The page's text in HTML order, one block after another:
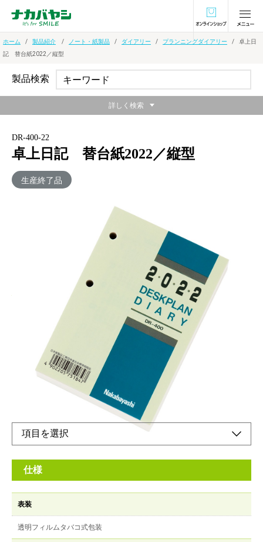
オンラインショ
ホーム 製品紹介 ノート・紙製品 ダイアリー プランニングダイアリー
卓上日
記 替台紙2022／縦型
DR-400-22
卓上日記 替台紙2022／縦型
生産終了品
心強いビジネスパートナーとして
メーカー希望小売価格：
+ 税
生産終了品
1日1ページ日めくりタイプ。狭い場所にも置ける縦型
仕様
表装
透明フィルムタバコ式包装
製品検索
詳しく検索